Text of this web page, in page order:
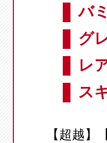
バ
グ
レ
ス
【超越